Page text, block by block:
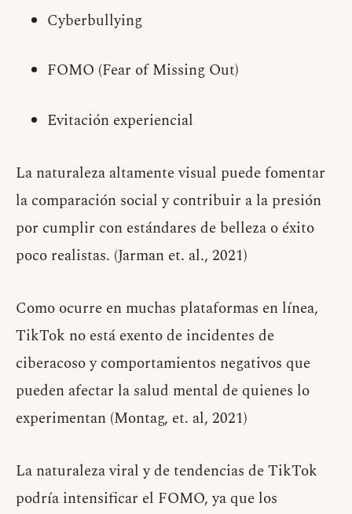
Cyberbullying
FOMO (Fear of Missing Out)
Evitación experiencial
La naturaleza altamente visual puede fomentar
la comparación social y contribuir a la presión
por cumplir con estándares de belleza o éxito
poco realistas. (Jarman et. al., 2021)
Como ocurre en muchas plataformas en línea,
TikTok no está exento de incidentes de
ciberacoso y comportamientos negativos que
pueden afectar la salud mental de quienes lo
experimentan (Montag, et. al, 2021)
La naturaleza viral y de tendencias de TikTok
podría intensificar el FOMO, ya que los